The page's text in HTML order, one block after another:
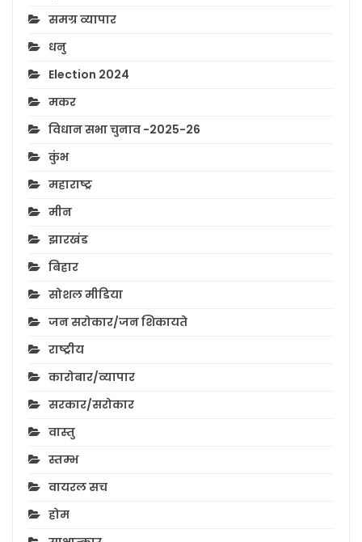
समग्र व्यापार
धनु
Election 2024
मकर
विधान सभा चुनाव -2025-26
कुंभ
महाराष्ट्र
मीन
झारखंड
बिहार
सोशल मीडिया
जन सरोकार/जन शिकायते
राष्ट्रीय
कारोबार/व्यापार
सरकार/सरोकार
वास्तु
स्तम्भ
वायरल सच
होम